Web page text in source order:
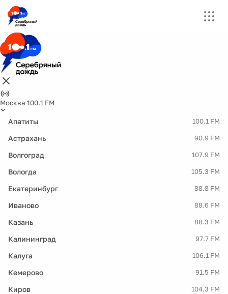
Москва 100.1 FM
Апатиты 100.1 FM
Астрахань 90.9 FM
Волгоград 107.9 FM
Вологда 105.3 FM
Екатеринбург 88.8 FM
Иваново 88.6 FM
Казань 88.3 FM
Калининград 97.7 FM
Калуга 106.1 FM
Кемерово 91.5 FM
Киров 104.3 FM